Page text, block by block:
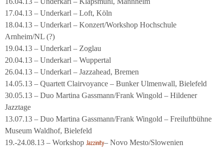
17.04.13 – Underkarl – Loft, Köln
18.04.13 – Underkarl – Konzert/Workshop Hochschule
Arnheim/NL (?)
19.04.13 – Underkarl – Zoglau
20.04.13 – Underkarl – Wuppertal
26.04.13 – Underkarl – Jazzahead, Bremen
14.05.13 – Quartett Clairvoyance – Bunker Ulmenwall, Bielefeld
30.05.13 – Duo Martina Gassmann/Frank Wingold – Hildener
Jazztage
13.07.13 – Duo Martina Gassmann/Frank Wingold – Freiluftbühne
Museum Waldhof, Bielefeld
19.-24.08.13 – Workshop Jazzinity– Novo Mesto/Slowenien